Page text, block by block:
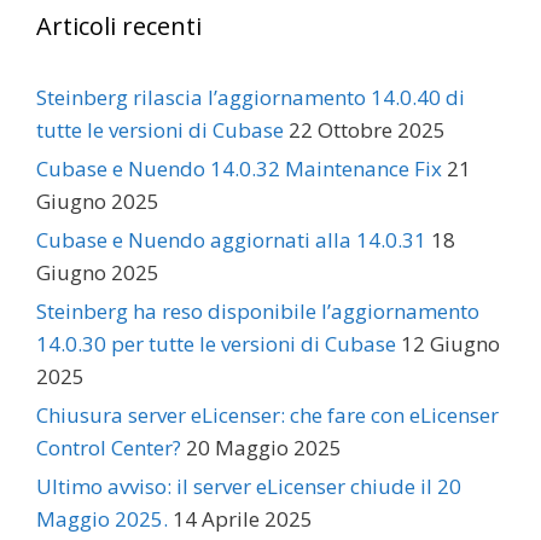
Articoli recenti
Steinberg rilascia l’aggiornamento 14.0.40 di
tutte le versioni di Cubase 22 Ottobre 2025
Cubase e Nuendo 14.0.32 Maintenance Fix 21
Giugno 2025
Cubase e Nuendo aggiornati alla 14.0.31 18
Giugno 2025
Steinberg ha reso disponibile l’aggiornamento
14.0.30 per tutte le versioni di Cubase 12 Giugno
2025
Chiusura server eLicenser: che fare con eLicenser
Control Center? 20 Maggio 2025
Ultimo avviso: il server eLicenser chiude il 20
Maggio 2025. 14 Aprile 2025